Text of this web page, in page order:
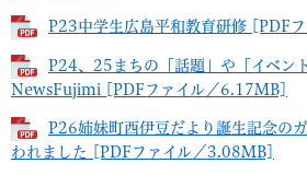
P23中学生広島平和教育研修 [PDF
P24、25まちの「話題」や「イベン
NewsFujimi [PDFファイル／6.17MB]
P26姉妹町西伊豆だより誕生記念の
われました [PDFファイル／3.08MB]